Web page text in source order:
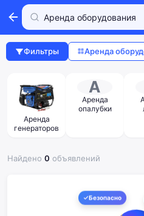
Фильтры Аренда
Аренда
генераторов
А
Аренда
опалубки
Найдено 0 объявлений
Безопасно